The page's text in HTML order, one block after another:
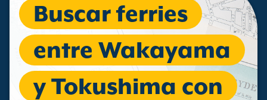
Buscar ferries
entre Wakayama
y Tokushima con